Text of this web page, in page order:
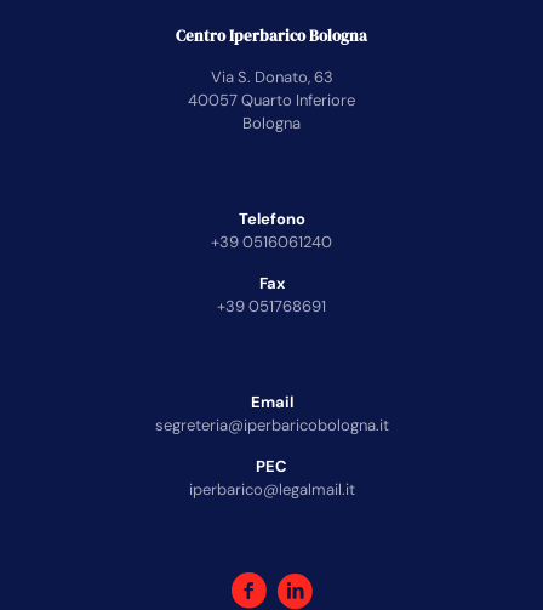
Centro Iperbarico Bologna
Via S. Donato, 63
40057 Quarto Inferiore
Bologna
Telefono
+39 0516061240
Fax
+39 051768691
Email
segreteria@iperbaricobologna.it
PEC
iperbarico@legalmail.it